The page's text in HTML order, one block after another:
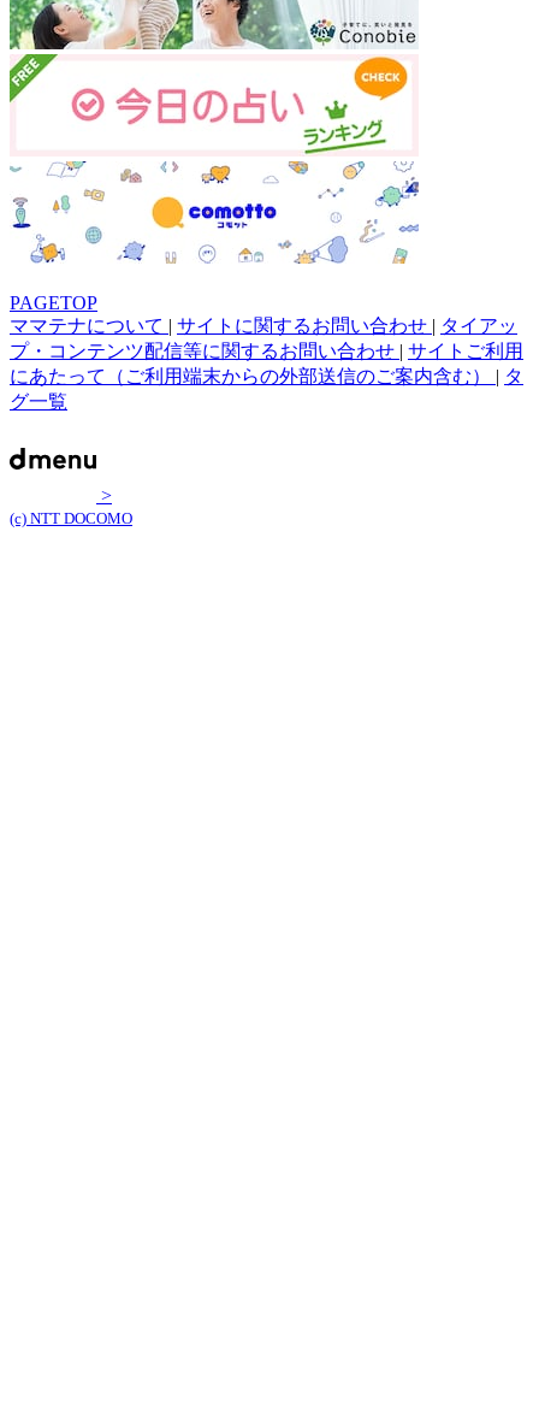
PAGETOP
ママテナについて | サイトに関するお問い合わせ | タイアッ
プ・コンテンツ配信等に関するお問い合わせ | サイトご利用
にあたって（ご利用端末からの外部送信のご案内含む） | タ
グ一覧
>
(c) NTT DOCOMO